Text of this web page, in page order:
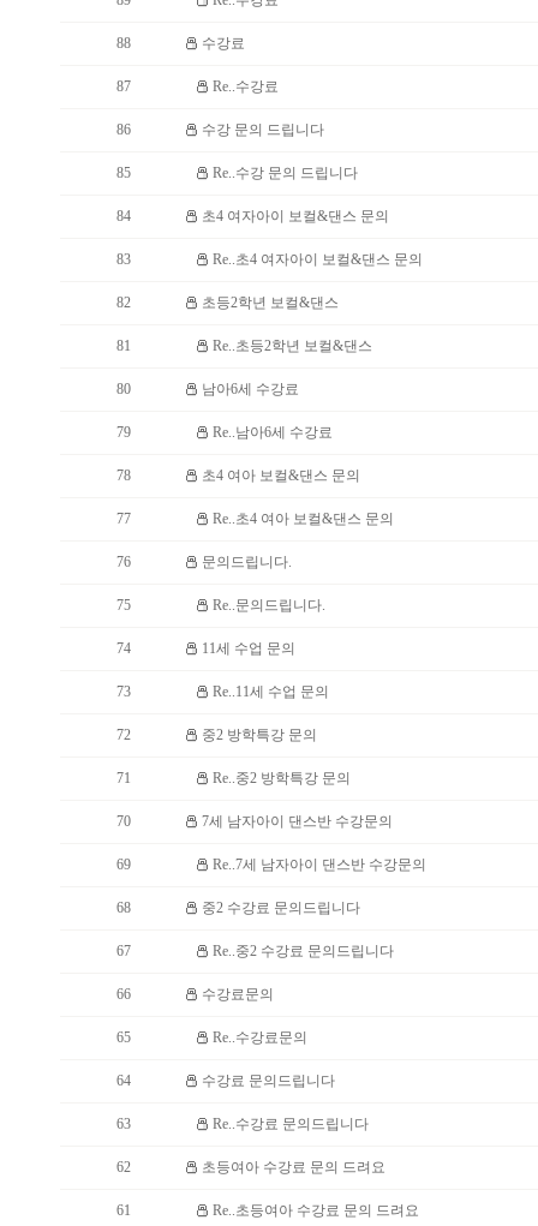
88 수강료
87 Re..수강료
86 수강 문의 드립니다
85 Re..수강 문의 드립니다
84 초4 여자아이 보컬&댄스 문의
83 Re..초4 여자아이 보컬&댄스 문의
82 초등2학년 보컬&댄스
81 Re..초등2학년 보컬&댄스
80 남아6세 수강료
79 Re..남아6세 수강료
78 초4 여아 보컬&댄스 문의
77 Re..초4 여아 보컬&댄스 문의
76 문의드립니다.
75 Re..문의드립니다.
74 11세 수업 문의
73 Re..11세 수업 문의
72 중2 방학특강 문의
71 Re..중2 방학특강 문의
70 7세 남자아이 댄스반 수강문의
69 Re..7세 남자아이 댄스반 수강문의
68 중2 수강료 문의드립니다
67 Re..중2 수강료 문의드립니다
66 수강료문의
65 Re..수강료문의
64 수강료 문의드립니다
63 Re..수강료 문의드립니다
62 초등여아 수강료 문의 드려요
61 Re..초등여아 수강료 문의 드려요